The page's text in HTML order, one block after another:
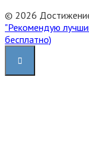
© 2026
"Рекомендую
бесплатно)